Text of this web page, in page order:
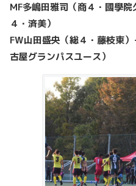
MF多嶋田雅司（商４・國學
４・済美）
FW山田盛央（総４・藤枝東
古屋グランパスユース）